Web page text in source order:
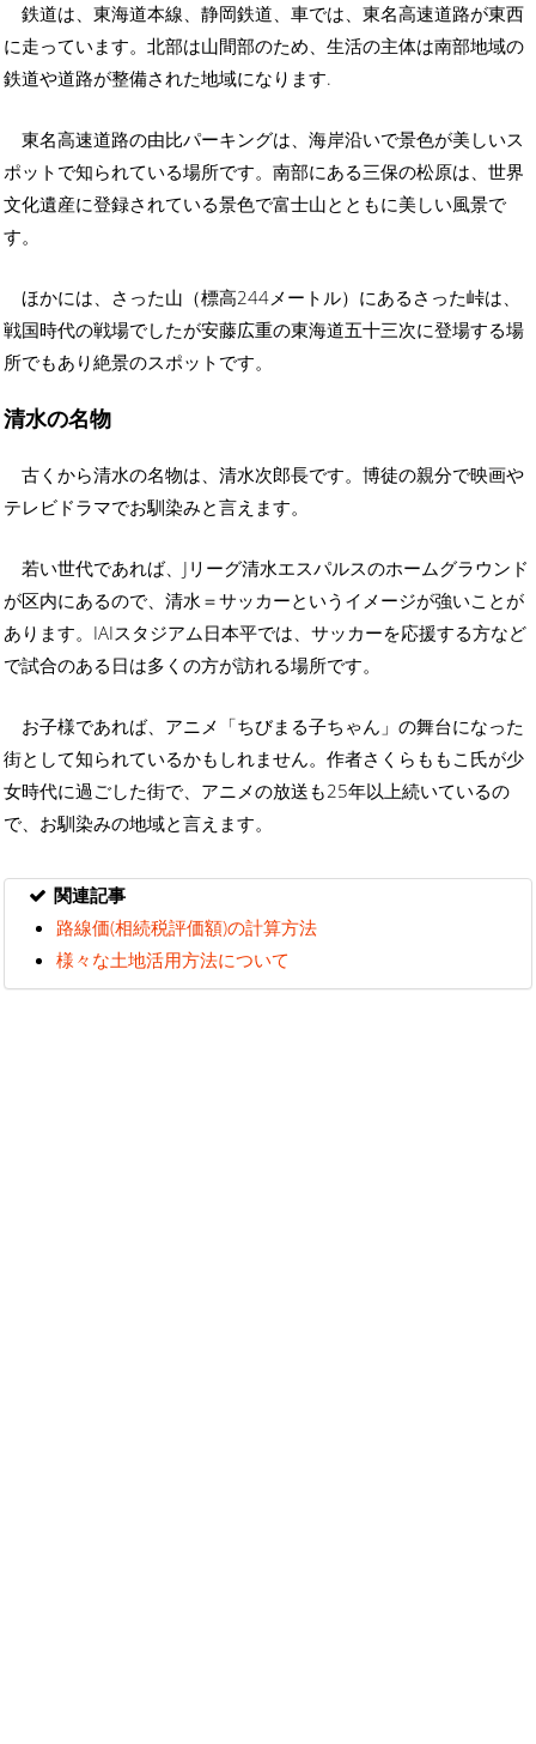
鉄道は、東海道本線、静岡鉄道、車では、東名高速道路が東西
に走っています。北部は山間部のため、生活の主体は南部地域の
鉄道や道路が整備された地域になります.
東名高速道路の由比パーキングは、海岸沿いで景色が美しいス
ポットで知られている場所です。南部にある三保の松原は、世界
文化遺産に登録されている景色で富士山とともに美しい風景で
す。
ほかには、さった山（標高244メートル）にあるさった峠は、
戦国時代の戦場でしたが安藤広重の東海道五十三次に登場する場
所でもあり絶景のスポットです。
清水の名物
古くから清水の名物は、清水次郎長です。博徒の親分で映画や
テレビドラマでお馴染みと言えます。
若い世代であれば、Jリーグ清水エスパルスのホームグラウンド
が区内にあるので、清水＝サッカーというイメージが強いことが
あります。IAIスタジアム日本平では、サッカーを応援する方など
で試合のある日は多くの方が訪れる場所です。
お子様であれば、アニメ「ちびまる子ちゃん」の舞台になった
街として知られているかもしれません。作者さくらももこ氏が少
女時代に過ごした街で、アニメの放送も25年以上続いているの
で、お馴染みの地域と言えます。
関連記事
路線価(相続税評価額)の計算方法
様々な土地活用方法について